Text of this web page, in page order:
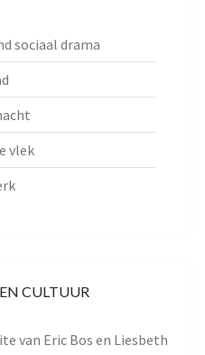
sociaal drama
vlek
CULTUUR
van Eric Bos en Liesbeth